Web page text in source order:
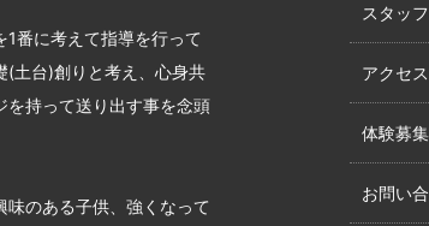
番に考えて指導を行って
(土台)創りと考え、心身共
を持って送り出す事を念頭
味のある子供、強くなって
スタッフ
アクセス
体験募集
お問い